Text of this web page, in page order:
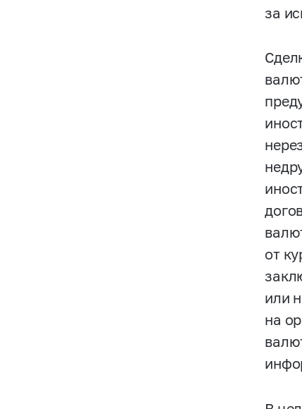
за
от
или
на